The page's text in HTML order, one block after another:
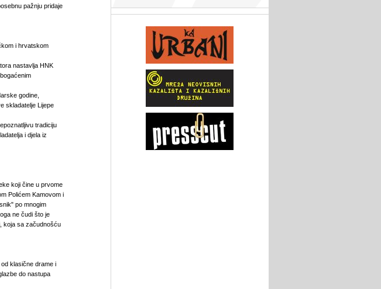
pažnju pridaje
i hrvatskom
nastavlja HNK
godine,
skladatelje Lijepe
tradiciju
i djela iz
koji čine u prvome
Polićem Kamovom i
po mnogim
ne čudi što je
koja sa začudnošću
klasične drame i
do nastupa